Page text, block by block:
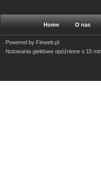
Home O nas
Powered by Finweb.pl
Notowania giełdowe opóźnione o 15